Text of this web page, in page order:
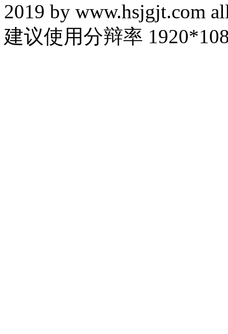
2019 by www.hsjgjt.com
建议使用分辩率